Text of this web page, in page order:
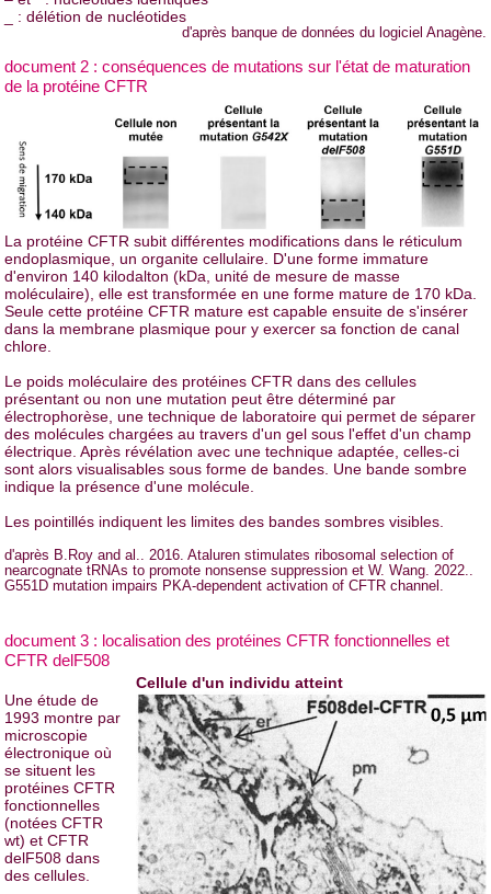
_ : délétion de nucléotides
d'après banque de données du logiciel Anagène.
document 2 : conséquences de mutations sur l'état de maturation
de la protéine CFTR
La protéine CFTR subit différentes modifications dans le réticulum
endoplasmique, un organite cellulaire. D'une forme immature
d'environ 140 kilodalton (kDa, unité de mesure de masse
moléculaire), elle est transformée en une forme mature de 170 kDa.
Seule cette protéine CFTR mature est capable ensuite de s'insérer
dans la membrane plasmique pour y exercer sa fonction de canal
chlore.
Le poids moléculaire des protéines CFTR dans des cellules
présentant ou non une mutation peut être déterminé par
électrophorèse, une technique de laboratoire qui permet de séparer
des molécules chargées au travers d'un gel sous l'effet d'un champ
électrique. Après révélation avec une technique adaptée, celles-ci
sont alors visualisables sous forme de bandes. Une bande sombre
indique la présence d'une molécule.
Les pointillés indiquent les limites des bandes sombres visibles.
d'après B.Roy and al.. 2016. Ataluren stimulates ribosomal selection of
nearcognate tRNAs to promote nonsense suppression et W. Wang. 2022..
G551D mutation impairs PKA-dependent activation of CFTR channel.
document 3 : localisation des protéines CFTR fonctionnelles et
CFTR delF508
Cellule d'un individu atteint
Une étude de
1993 montre par
microscopie
électronique où
se situent les
protéines CFTR
fonctionnelles
(notées CFTR
wt) et CFTR
delF508 dans
des cellules.